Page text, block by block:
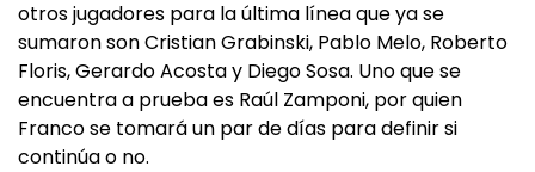
otros jugadores para la última línea que ya se
sumaron son Cristian Grabinski, Pablo Melo, Roberto
Floris, Gerardo Acosta y Diego Sosa. Uno que se
encuentra a prueba es Raúl Zamponi, por quien
Franco se tomará un par de días para definir si
continúa o no.